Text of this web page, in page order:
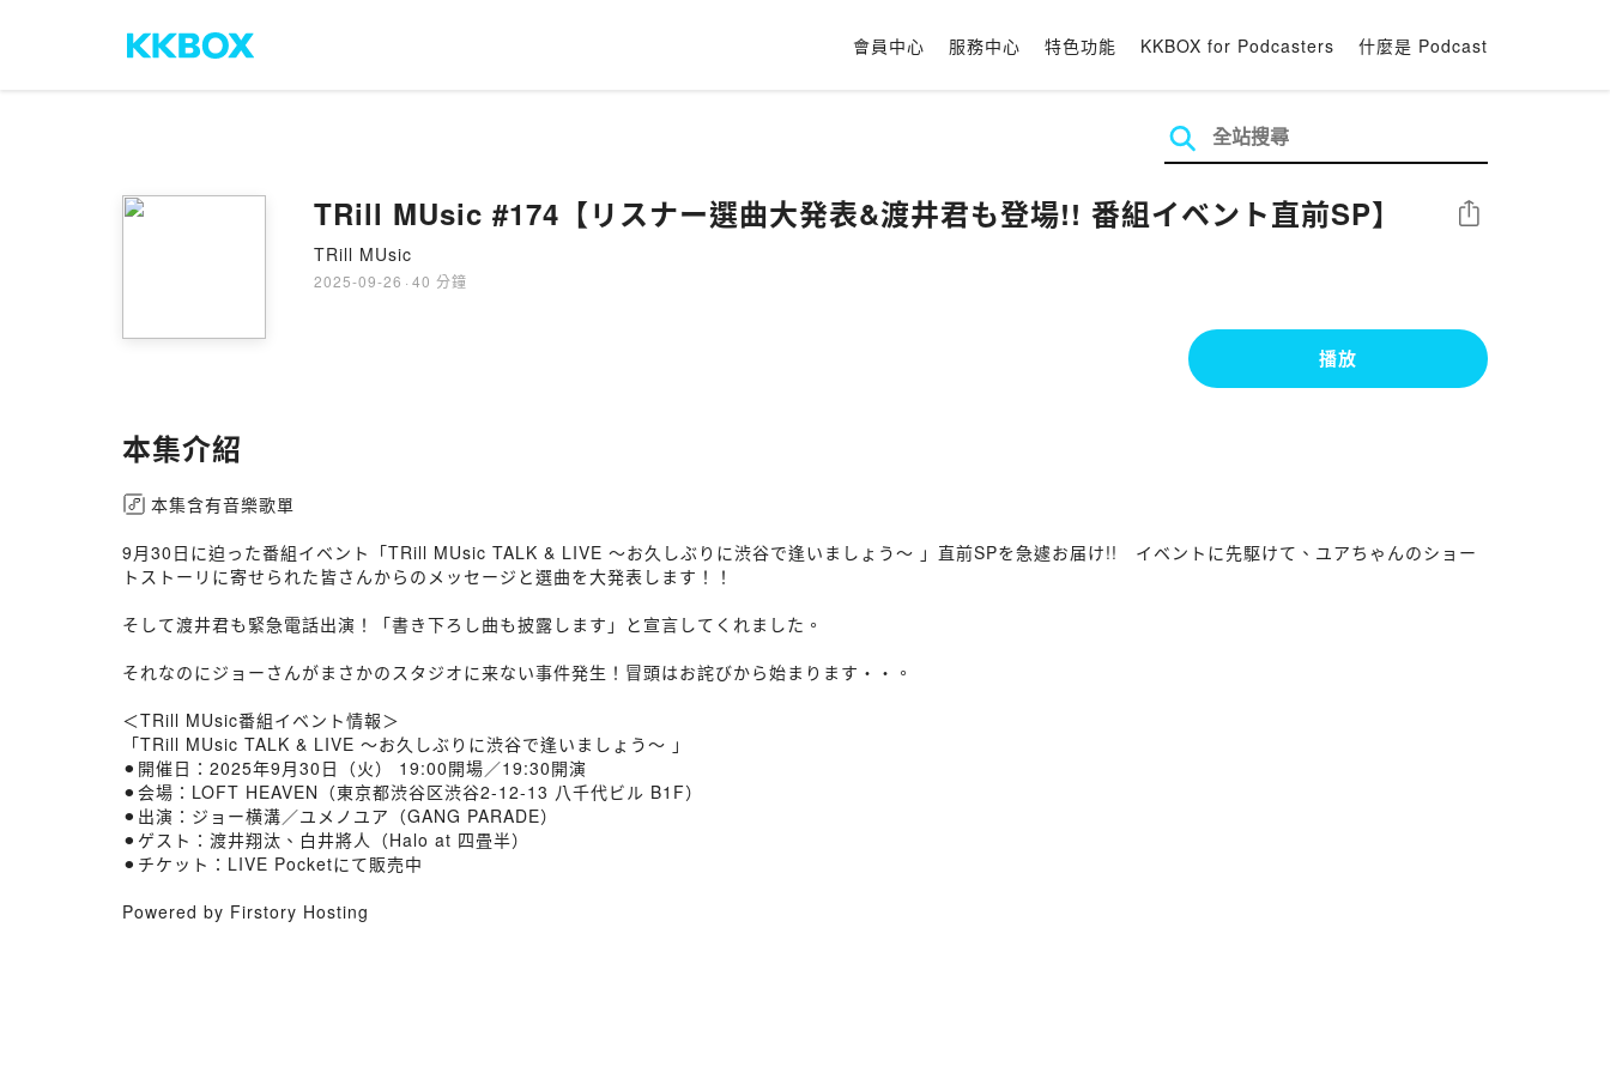
會員中心 服務中心 特色功能 KKBOX for Podcasters 什麼是 Podcast
TRill MUsic #174【リスナー選曲大発表&渡井君も登場!! 番組イベント直前SP】
TRill MUsic
2025-09-26 · 40 分鐘
分享
播放
本集介紹
本集含有音樂歌單
9月30日に迫った番組イベント「TRill MUsic TALK & LIVE 〜お久しぶりに渋谷で逢いましょう〜 」直前SPを急遽お届け!! イベントに先駆けて、ユアちゃんのショー
トストーリに寄せられた皆さんからのメッセージと選曲を大発表します！！
そして渡井君も緊急電話出演！「書き下ろし曲も披露します」と宣言してくれました。
それなのにジョーさんがまさかのスタジオに来ない事件発生！冒頭はお詫びから始まります・・。
＜TRill MUsic番組イベント情報＞
「TRill MUsic TALK & LIVE 〜お久しぶりに渋谷で逢いましょう〜 」
⚫︎開催日：2025年9月30日（火） 19:00開場／19:30開演
⚫︎会場：LOFT HEAVEN（東京都渋谷区渋谷2-12-13 八千代ビル B1F）
⚫︎出演：ジョー横溝／ユメノユア（GANG PARADE）
⚫︎ゲスト：渡井翔汰、白井將人（Halo at 四畳半）
⚫︎チケット：LIVE Pocketにて販売中
Powered by Firstory Hosting